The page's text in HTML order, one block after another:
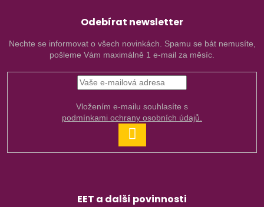
Odebírat newsletter
Nechte se informovat o všech novinkách. Spamu se bát nemusíte,
pošleme Vám maximálně 1 e-mail za měsíc.
podmínkami ochrany osobních údajů.
SE
EET a další povinnosti